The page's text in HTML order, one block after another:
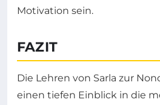
Motivation sein.
FAZIT
Die Lehren von Sarla zur
einen tiefen Einblick in die